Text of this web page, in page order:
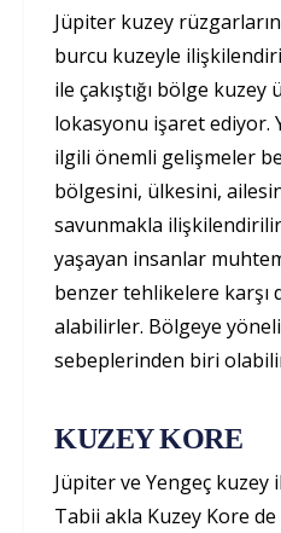
Jüpiter kuzey
burcu kuzeyle
ile çakıştığı bölge kuzey
lokasyonu işaret ediyor.
ilgili önemli gelişmeler
bölgesini, ülkesini,
savunmakla
yaşayan insanlar
benzer tehlikelere karşı
alabilirler. Bölgeye
sebeplerinden biri
KUZEY KORE
Jüpiter ve Yengeç kuzey
Tabii akla Kuzey Kore